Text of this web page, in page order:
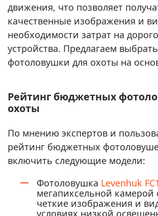
движения, что позволяет
качественные изображения и
необходимости затрат на
устройства. Предлагаем
фотоловушки для охоты на
Рейтинг бюджетных
охоты
По мнению экспертов и
рейтинг бюджетных
включить следующие модели:
Фотоловушка Levenhuk
мегапиксельной камерой
четкие изображения и
условиях низкой